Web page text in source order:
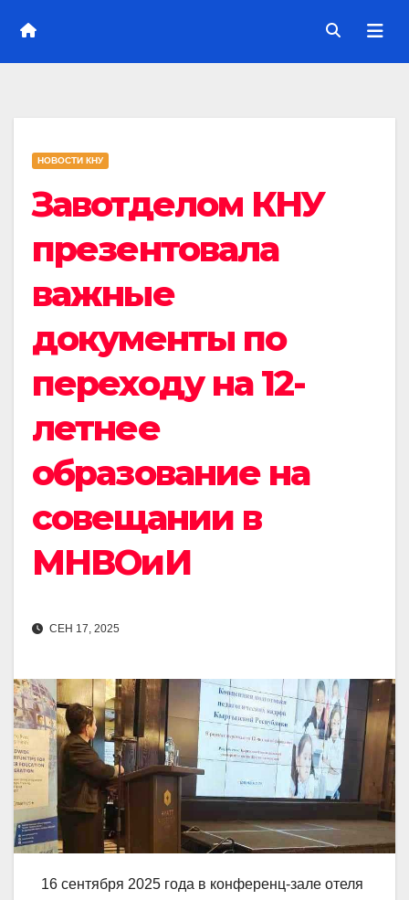
НОВОСТИ КНУ
Завотделом КНУ
презентовала
важные
документы по
переходу на 12-
летнее
образование на
совещании в
МНВОиИ
СЕН 17, 2025
16 сентября 2025 года в конференц-зале отеля